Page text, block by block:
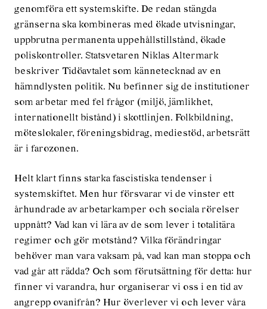
genomföra ett systemskifte. De redan stängda
gränserna ska kombineras med ökade utvisningar,
uppbrutna permanenta uppehållstillstånd, ökade
poliskontroller. Statsvetaren Niklas Altermark
beskriver Tidöavtalet som kännetecknad av en
hämndlysten politik. Nu befinner sig de institutioner
som arbetar med fel frågor (miljö, jämlikhet,
internationellt bistånd) i skottlinjen. Folkbildning,
möteslokaler, föreningsbidrag, mediestöd, arbetsrätt
är i farozonen.
Helt klart finns starka fascistiska tendenser i
systemskiftet. Men hur försvarar vi de vinster ett
århundrade av arbetarkamper och sociala rörelser
uppnått? Vad kan vi lära av de som lever i totalitära
regimer och gör motstånd? Vilka förändringar
behöver man vara vaksam på, vad kan man stoppa och
vad går att rädda? Och som förutsättning för detta: hur
finner vi varandra, hur organiserar vi oss i en tid av
angrepp ovanifrån? Hur överlever vi och lever våra